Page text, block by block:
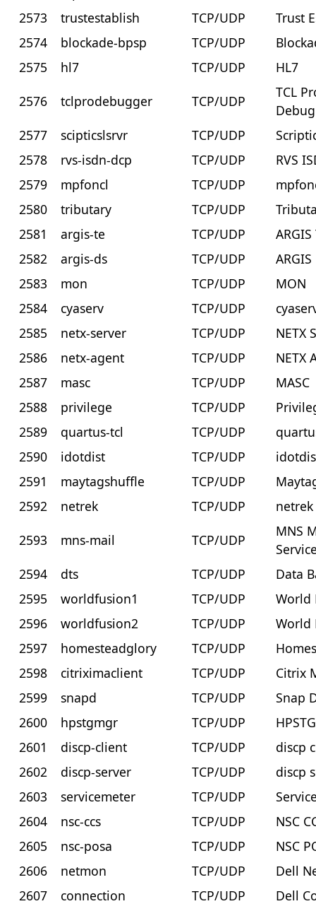
2573
trustestablish TCP/UDP
Trust
2574
blockade-bpsp TCP/UDP
2575
hl7 TCP/UDP
HL7
2576
tclprodebugger TCP/UDP
TCL
2577
scipticslsrvr TCP/UDP
2578
rvs-isdn-dcp TCP/UDP
RVS
2579
mpfoncl TCP/UDP
2580
tributary TCP/UDP
2581
argis-te TCP/UDP
ARGIS
2582
argis-ds TCP/UDP
ARGIS
2583
mon TCP/UDP
MON
2584
cyaserv TCP/UDP
2585
netx-server TCP/UDP
NETX
2586
netx-agent TCP/UDP
NETX
2587
masc TCP/UDP
MASC
2588
privilege TCP/UDP
2589
quartus-tcl TCP/UDP
2590
idotdist TCP/UDP
2591
maytagshuffle TCP/UDP
2592
netrek TCP/UDP
netrek
2593
mns-mail TCP/UDP
MNS
2594
dts TCP/UDP
Data
2595
worldfusion1 TCP/UDP
World
2596
worldfusion2 TCP/UDP
World
2597
homesteadglory TCP/UDP
2598
citriximaclient TCP/UDP
Citrix
2599
snapd TCP/UDP
Snap
2600
hpstgmgr TCP/UDP
2601
discp-client TCP/UDP
discp
2602
discp-server TCP/UDP
discp
2603
servicemeter TCP/UDP
2604
nsc-ccs TCP/UDP
NSC
2605
nsc-posa TCP/UDP
NSC
2606
netmon TCP/UDP
Dell
2607
connection TCP/UDP
Dell